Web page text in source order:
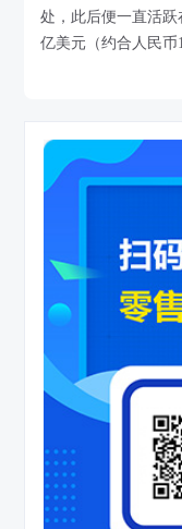
处，此后便一直活
亿美元（约合人民币